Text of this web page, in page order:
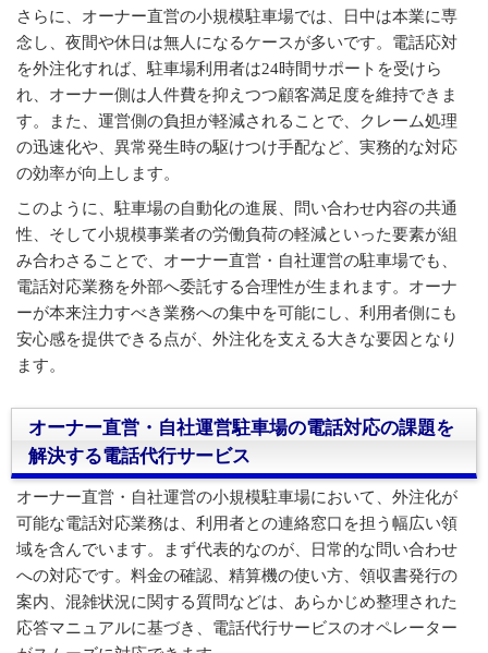
さらに、オーナー直営の小規模駐車場では、日中は本業に専
念し、夜間や休日は無人になるケースが多いです。電話応対
を外注化すれば、駐車場利用者は24時間サポートを受けら
れ、オーナー側は人件費を抑えつつ顧客満足度を維持できま
す。また、運営側の負担が軽減されることで、クレーム処理
の迅速化や、異常発生時の駆けつけ手配など、実務的な対応
の効率が向上します。
このように、駐車場の自動化の進展、問い合わせ内容の共通
性、そして小規模事業者の労働負荷の軽減といった要素が組
み合わさることで、オーナー直営・自社運営の駐車場でも、
電話対応業務を外部へ委託する合理性が生まれます。オーナ
ーが本来注力すべき業務への集中を可能にし、利用者側にも
安心感を提供できる点が、外注化を支える大きな要因となり
ます。
オーナー直営・自社運営駐車場の電話対応の課題を
解決する電話代行サービス
オーナー直営・自社運営の小規模駐車場において、外注化が
可能な電話対応業務は、利用者との連絡窓口を担う幅広い領
域を含んでいます。まず代表的なのが、日常的な問い合わせ
への対応です。料金の確認、精算機の使い方、領収書発行の
案内、混雑状況に関する質問などは、あらかじめ整理された
応答マニュアルに基づき、電話代行サービスのオペレーター